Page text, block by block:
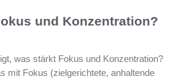
und Konzentration?
was stärkt Fokus und Konzentration?
mit Fokus (zielgerichtete, anhaltende